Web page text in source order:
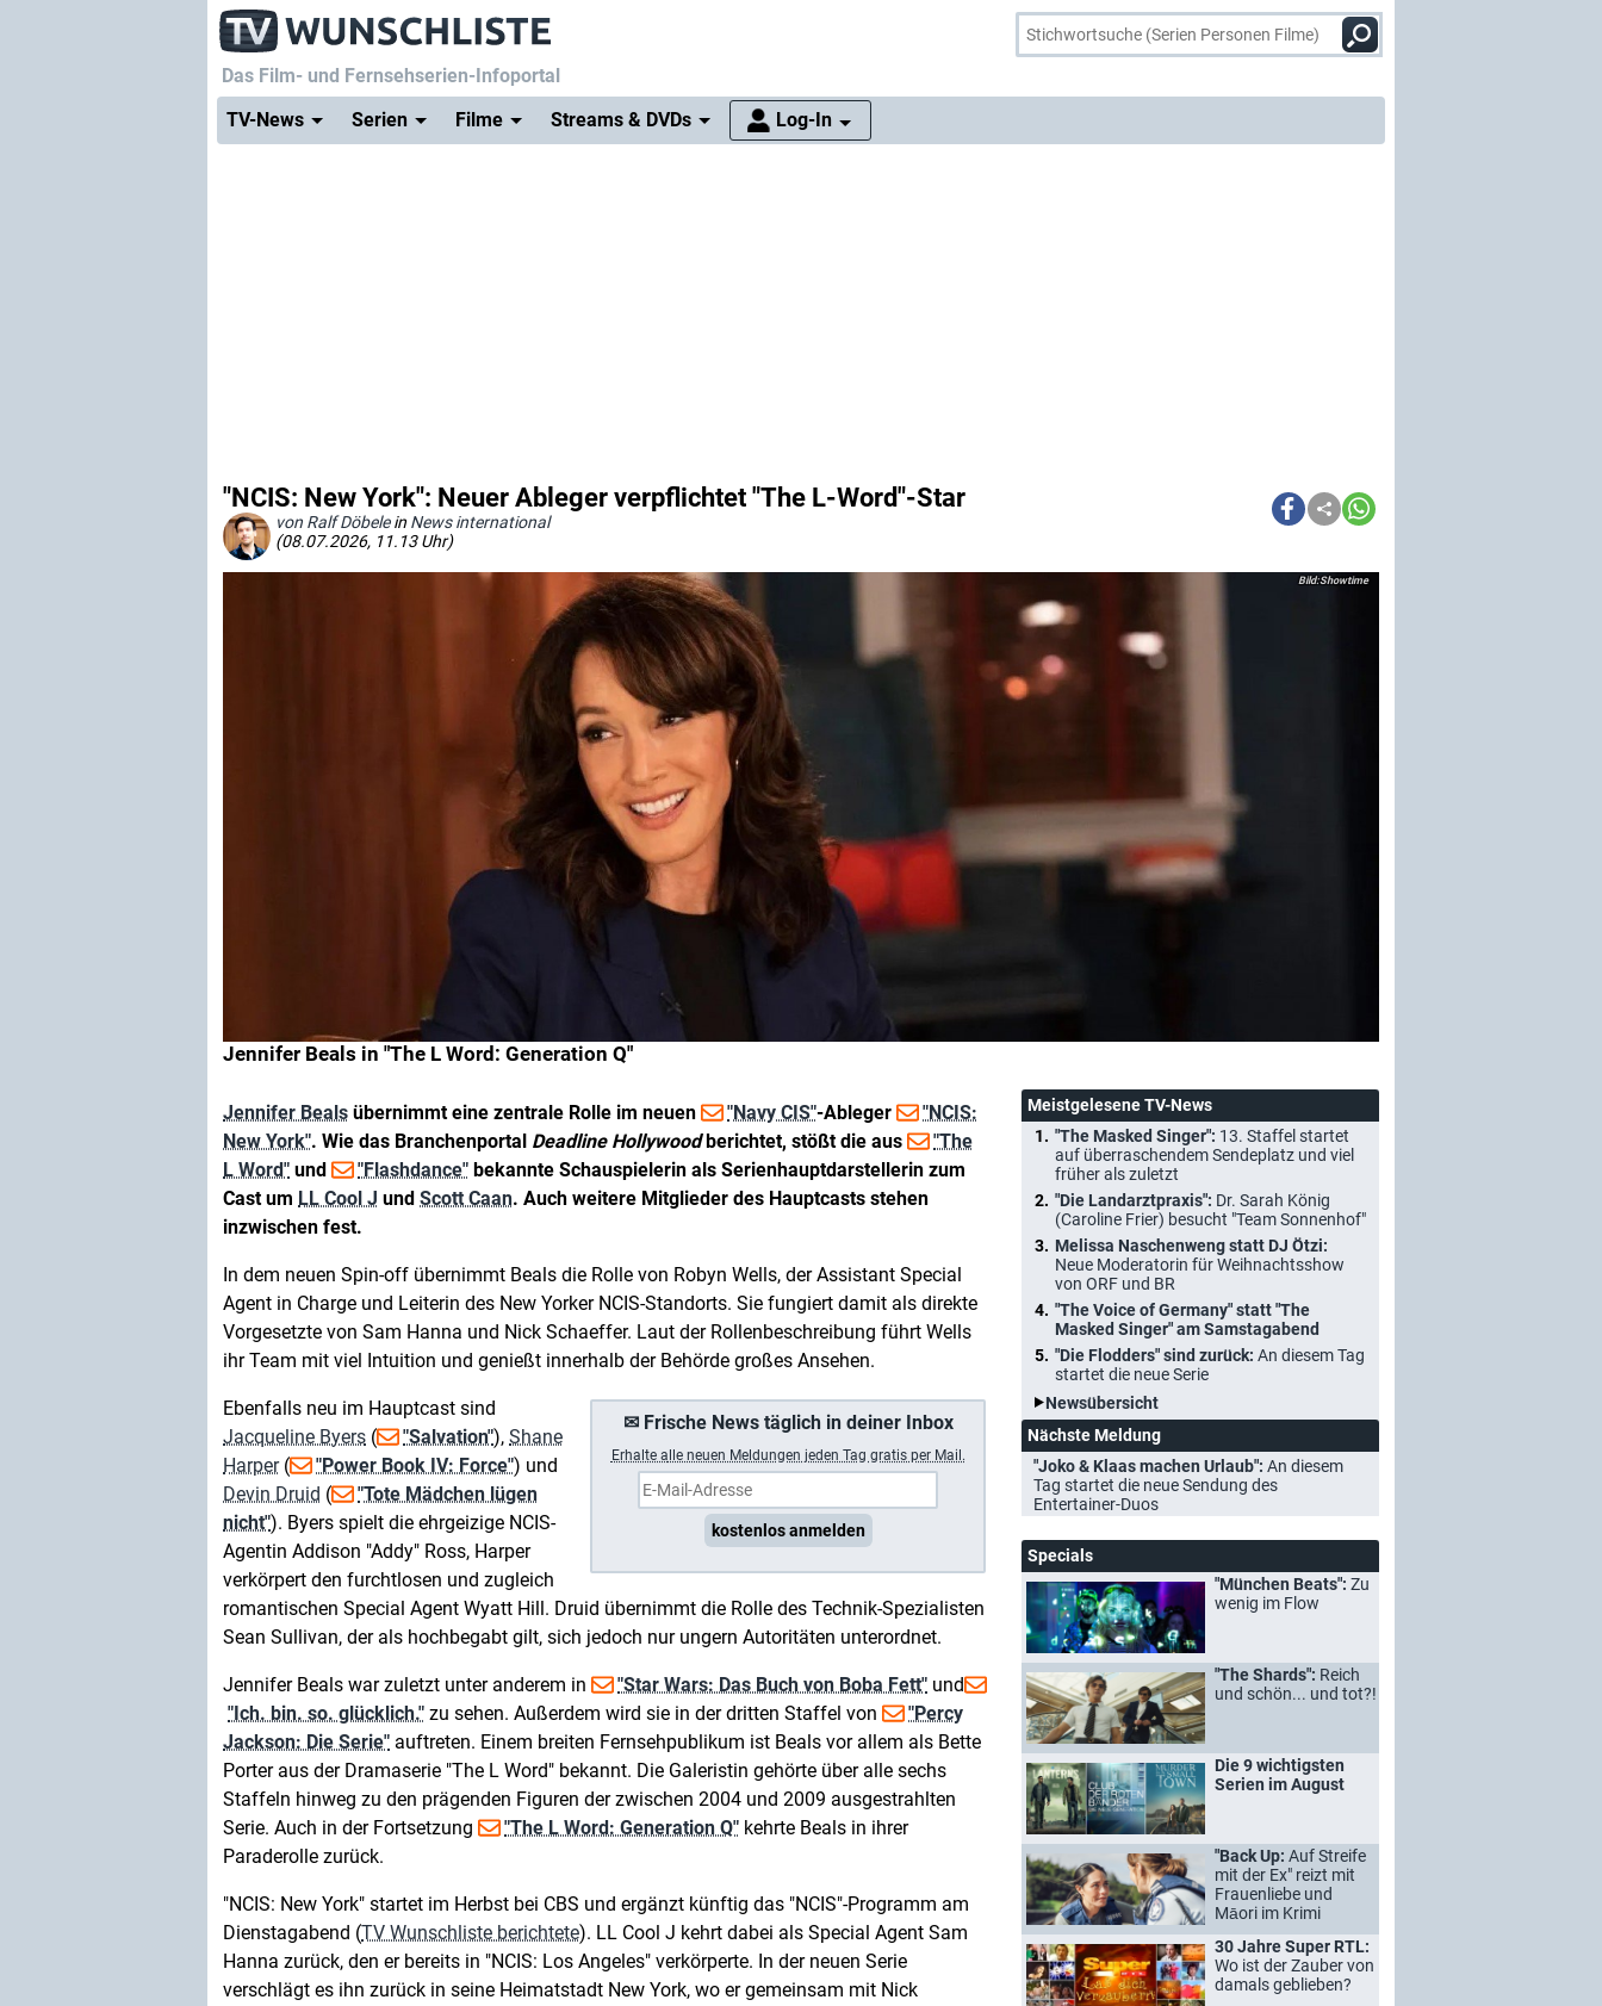
Das Film- und Fernsehserien-Infoportal
TV-News
Serien Filme Streams & DVDs Log-In
"NCIS: New York": Neuer Ableger verpflichtet "The L-Word"-Star
von Ralf Döbelein News international
(08.07.2026, 11.13 Uhr)
Jennifer Beals in "The L Word: Generation Q"
Showtime
Jennifer Beals übernimmt eine zentrale Rolle im neuen "Navy CIS"-Ableger
"NCIS:
New York". Wie das Branchenportal Deadline Hollywoodberichtet, stößt die aus
"The
L Word" und "Flashdance" bekannte Schauspielerin als Serienhauptdarstellerin zum
Cast um LL Cool J und Scott Caan. Auch weitere Mitglieder des Hauptcasts stehen
inzwischen fest.
In dem neuen Spin-off übernimmt Beals die Rolle von Robyn Wells, der Assistant Special
Agent in Charge und Leiterin des New Yorker NCIS-Standorts. Sie fungiert damit als direkte
Vorgesetzte von Sam Hanna und Nick Schaeffer. Laut der Rollenbeschreibung führt Wells
ihr Team mit viel Intuition und genießt innerhalb der Behörde großes Ansehen.
✉ Frische News täglich in deiner Inbox
Erhalte a lle neuen Meldungen jeden Tag gratis per Mail.
kostenlos anmelden
Ebenfalls neu im Hauptcast sind
Jacqueline Byers ( "Salvation"), Shane
Harper( "Power Book IV: Force") und
Devin Druid (
"Tote Mädchen lügen
nicht"). Byers spielt die ehrgeizige NCIS-
Agentin Addison "Addy" Ross, Harper
verkörpert den furchtlosen und zugleich
romantischen Special Agent Wyatt Hill. Druid übernimmt die Rolle des Technik-Spezialisten
Sean Sullivan, der als hochbegabt gilt, sich jedoch nur ungern Autoritäten unterordnet.
Jennifer Beals war zuletzt unter anderem in "Star Wars: Das Buch von Boba Fett" und
"Ich. bin. so. glücklich." zu sehen. Außerdem wird sie in der dritten Staffel von
"Percy
Jackson: Die Serie" auftreten. Einem breiten Fernsehpublikum ist Beals vor allem als Bette
Porter aus der Dramaserie "The L Word" bekannt. Die Galeristin gehörte über alle sechs
Staffeln hinweg zu den prägenden Figuren der zwischen 2004 und 2009 ausgestrahlten
Serie. Auch in der Fortsetzung
"The L Word: Generation Q" kehrte Beals in ihrer
Paraderolle zurück.
"NCIS: New York" startet im Herbst bei CBS und ergänzt künftig das "NCIS"-Programm am
Dienstagabend (TV Wunschliste berichtete). LL Cool J kehrt dabei als Special Agent Sam
Hanna zurück, den er bereits in "NCIS: Los Angeles" verkörperte. In der neuen Serie
verschlägt es ihn zurück in seine Heimatstadt New York, wo er gemeinsam mit Nick
Meistgelesene TV-News
"The Masked Singer": 13. Staffel startet
auf überraschendem Sendeplatz und viel
früher als zuletzt
"Die Landarztpraxis": Dr. Sarah König
(Caroline Frier) besucht "Team Sonnenhof"
Melissa Naschenweng statt DJ Ötzi:
Neue Moderatorin für Weihnachtsshow
von ORF und BR
"The Voice of Germany" statt "The
Masked Singer" am Samstagabend
"Die Flodders" sind zurück: An diesem Tag
startet die neue Serie
Newsübersicht
Nächste Meldung
"Joko & Klaas machen Urlaub": An diesem
Tag startet die neue Sendung des
Entertainer-Duos
Specials
"München Beats": Zu
wenig im Flow
"The Shards": Reich
und schön... und tot?!
Die 9 wichtigsten
Serien im August
"Back Up: Auf Streife
mit der Ex" reizt mit
Frauenliebe und
Māori im Krimi
30 Jahre Super RTL:
Wo ist der Zauber von
damals geblieben?